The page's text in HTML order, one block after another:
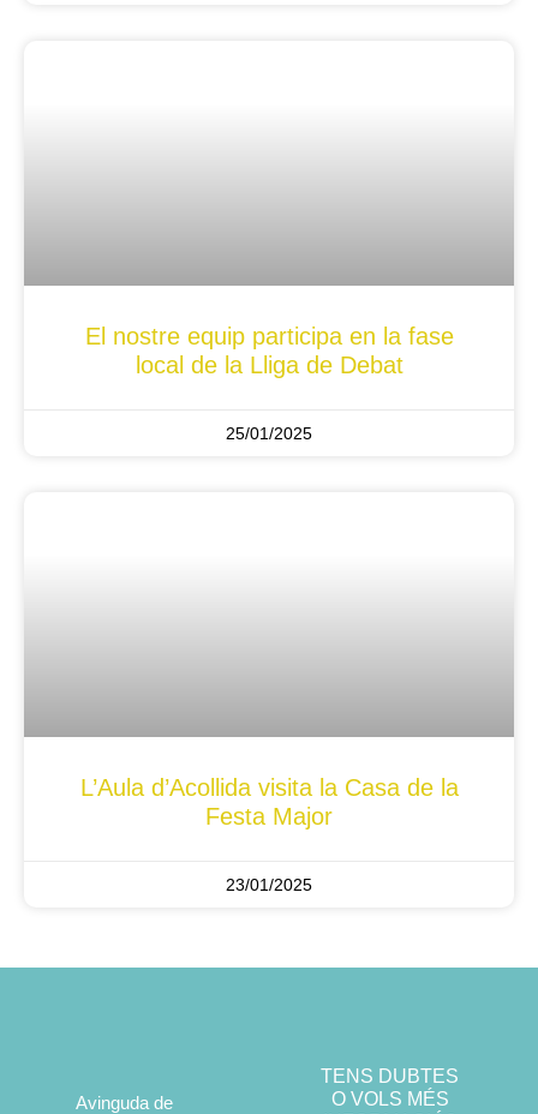
El nostre equip participa en la fase
local de la Lliga de Debat
25/01/2025
L’Aula d’Acollida visita la Casa de la
Festa Major
23/01/2025
Avinguda de
TENS DUBTES
O VOLS MÉS